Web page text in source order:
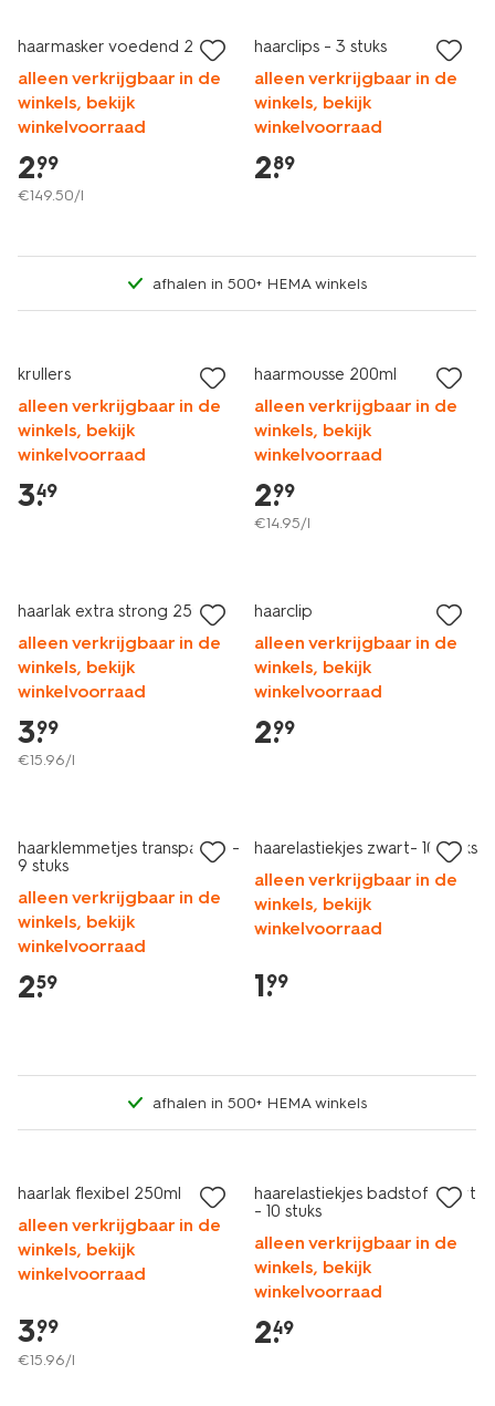
haarmasker voedend 20ml
alleen verkrijgbaar in de
winkels, bekijk
winkelvoorraad
2.
99
€149.50/l
haarclips - 3 stuks
alleen verkrijgbaar in de
winkels, bekijk
winkelvoorraad
2.
89
afhalen in 500+ HEMA winkels
krullers
alleen verkrijgbaar in de
winkels, bekijk
winkelvoorraad
3.
49
haarmousse 200ml
alleen verkrijgbaar in de
winkels, bekijk
winkelvoorraad
2.
99
€14.95/l
haarlak extra strong 250ml
alleen verkrijgbaar in de
winkels, bekijk
winkelvoorraad
3.
99
€15.96/l
haarclip
alleen verkrijgbaar in de
winkels, bekijk
winkelvoorraad
2.
99
haarklemmetjes transparant -
9 stuks
alleen verkrijgbaar in de
winkels, bekijk
winkelvoorraad
2.
59
haarelastiekjes zwart- 10 stuks
alleen verkrijgbaar in de
winkels, bekijk
winkelvoorraad
1.
99
afhalen in 500+ HEMA winkels
haarlak flexibel 250ml
alleen verkrijgbaar in de
winkels, bekijk
winkelvoorraad
3.
99
€15.96/l
haarelastiekjes badstof zwart
- 10 stuks
alleen verkrijgbaar in de
winkels, bekijk
winkelvoorraad
2.
49